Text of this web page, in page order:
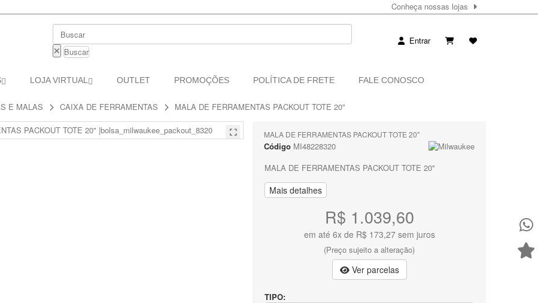
Conheça nossas lojas
Buscar
Entrar
LOJA VIRTUAL OUTLET PROMOÇÕES POLÍTICA DE FRETE FALE CONOSCO
E MALAS CAIXA DE FERRAMENTAS MALA DE FERRAMENTAS PACKOUT TOTE 20"
MALA DE FERRAMENTAS PACKOUT TOTE 20"
Código MI48228320
MALA DE FERRAMENTAS PACKOUT TOTE 20"
Mais detalhes
R$ 1.039,60
em até 6x de R$ 173,27 sem juros
(Preço sujeito a alteração)
Ver parcelas
TIPO: